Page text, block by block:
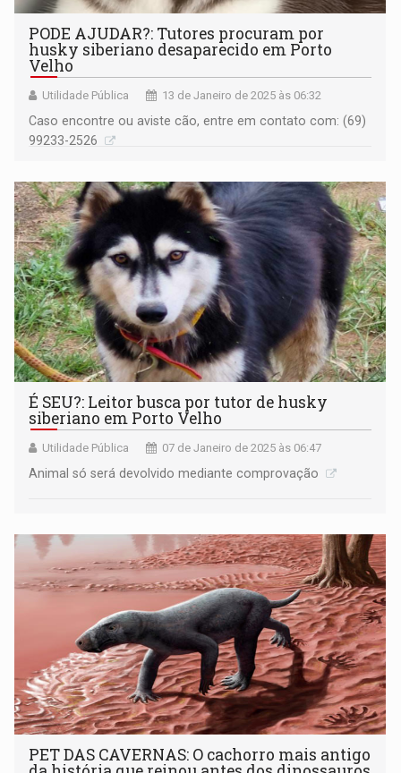
PODE AJUDAR?: Tutores procuram por
husky siberiano desaparecido em Porto
Velho
Utilidade Pública 13 de Janeiro de 2025 às 06:32
Caso encontre ou aviste cão, entre em contato com: (69)
99233-2526
É SEU?: Leitor busca por tutor de husky
siberiano em Porto Velho
Utilidade Pública 07 de Janeiro de 2025 às 06:47
Animal só será devolvido mediante comprovação
PET DAS CAVERNAS: O cachorro mais antigo